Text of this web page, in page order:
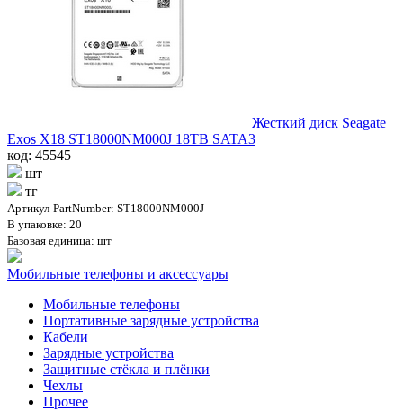
Жесткий диск Seagate
Exos X18 ST18000NM000J 18TB SATA3
код: 45545
шт
тг
Артикул-PartNumber: ST18000NM000J
В упаковке: 20
Базовая единица: шт
Мобильные телефоны и аксессуары
Мобильные телефоны
Портативные зарядные устройства
Кабели
Зарядные устройства
Защитные стёкла и плёнки
Чехлы
Прочее